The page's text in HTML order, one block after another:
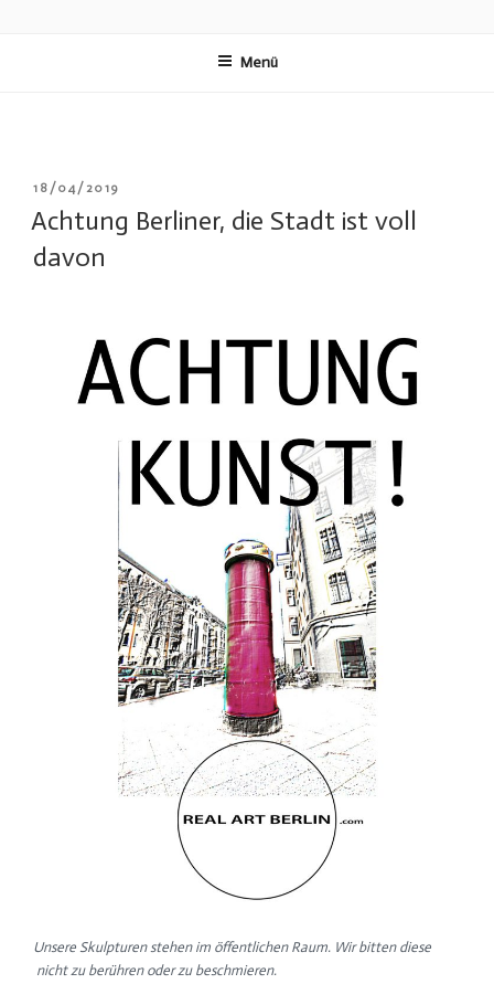
Menü
VERÖFFENTLICHT
18/04/2019
Achtung Berliner, die Stadt ist voll
davon
Unsere Skulpturen stehen im öffentlichen Raum. Wir bitten diese
nicht zu berühren oder zu beschmieren.